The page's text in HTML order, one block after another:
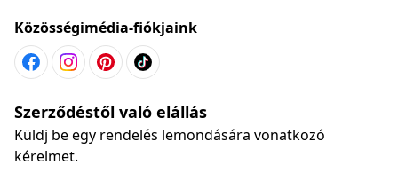
Közösségimédia-fiókjaink
Szerződéstől való elállás
Küldj be egy rendelés lemondására vonatkozó
kérelmet.